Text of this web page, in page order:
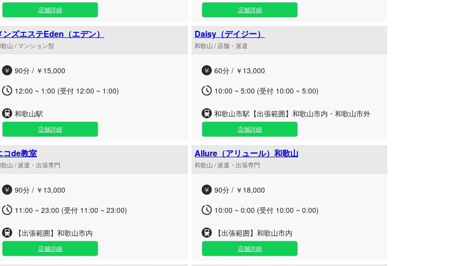
店舗詳細 店舗詳細
ンズエステEden（エデン）
山 / マンション型
90分 / ￥15,000
12:00 ~ 1:00 (受付 12:00 ~ 1:00)
和歌山駅
店舗詳細
Daisy（デイジー）
和歌山 / 店舗・派遣
60分 / ￥13,000
10:00 ~ 5:00 (受付 10:00 ~ 5:00)
和歌山市駅【出張範囲】和歌山市内・和歌山市外
店舗詳細
コde教室
山 / 派遣・出張専門
90分 / ￥13,000
11:00 ~ 23:00 (受付 11:00 ~ 23:00)
【出張範囲】和歌山市内
店舗詳細
Allure（アリュール）和歌山
和歌山 / 派遣・出張専門
90分 / ￥18,000
10:00 ~ 0:00 (受付 10:00 ~ 0:00)
【出張範囲】和歌山市内
店舗詳細